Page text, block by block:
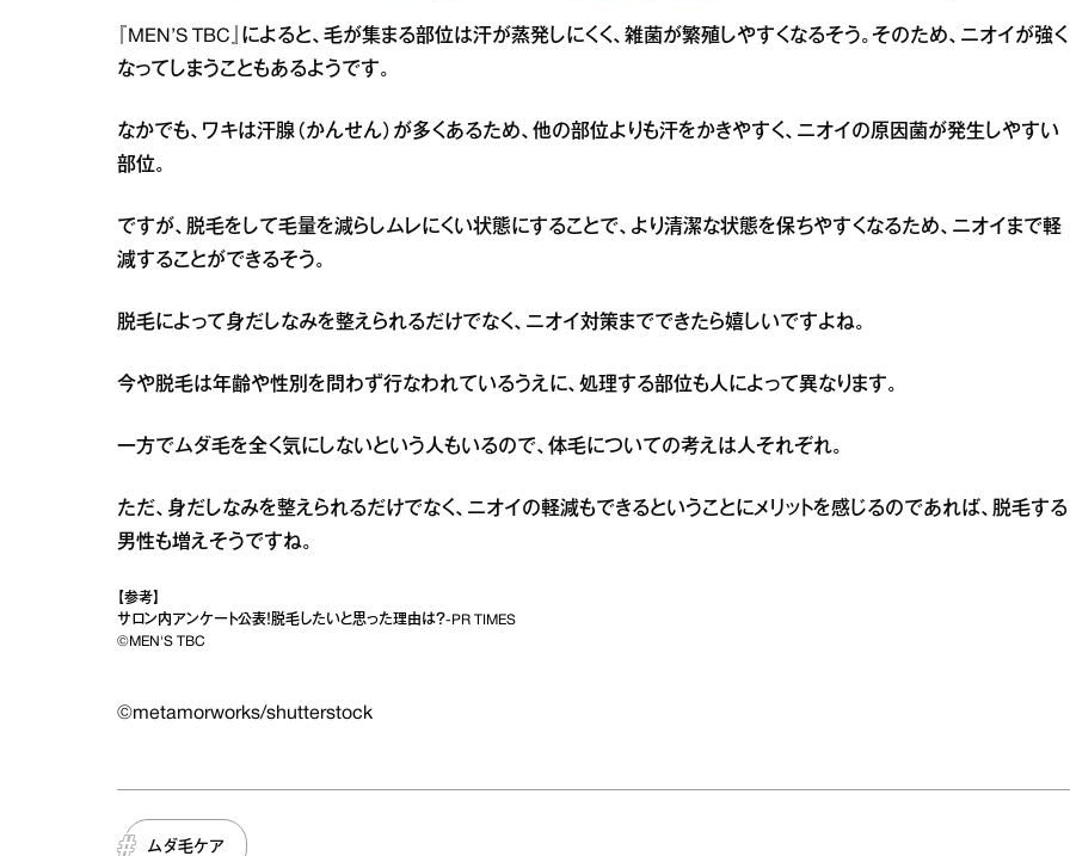
『MEN’S TBC』によると、毛が集まる部位は汗が蒸発しにくく、雑菌が繁殖しやすくなるそう。そのため、ニオイが強く
なってしまうこともあるようです。
なかでも、ワキは汗腺（かんせん）が多くあるため、他の部位よりも汗をかきやすく、ニオイの原因菌が発生しやすい
部位。
ですが、脱毛をして毛量を減らしムレにくい状態にすることで、より清潔な状態を保ちやすくなるため、ニオイまで軽
減することができるそう。
脱毛によって身だしなみを整えられるだけでなく、ニオイ対策までできたら嬉しいですよね。
今や脱毛は年齢や性別を問わず行なわれているうえに、処理する部位も人によって異なります。
一方でムダ毛を全く気にしないという人もいるので、体毛についての考えは人それぞれ。
ただ、身だしなみを整えられるだけでなく、ニオイの軽減もできるということにメリットを感じるのであれば、脱毛する
男性も増えそうですね。
【参考】
サロン内アンケート公表！脱毛したいと思った理由は？-PR TIMES
©MEN'S TBC
©metamorworks/shutterstock
ムダ毛ケア